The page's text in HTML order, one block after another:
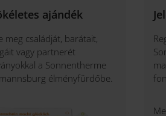
ajándék
meg családját, barátait,
vagy partnerét
a Sonnentherme
élményfürdőbe.